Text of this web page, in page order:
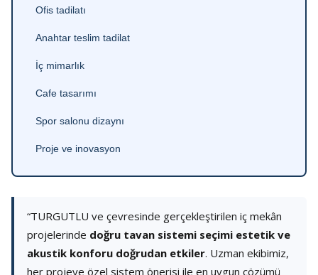
Ofis tadilatı
Anahtar teslim tadilat
İç mimarlık
Cafe tasarımı
Spor salonu dizaynı
Proje ve inovasyon
“TURGUTLU ve çevresinde gerçekleştirilen iç mekân
projelerinde doğru tavan sistemi seçimi estetik ve
akustik konforu doğrudan etkiler. Uzman ekibimiz,
her projeye özel sistem önerisi ile en uygun çözümü